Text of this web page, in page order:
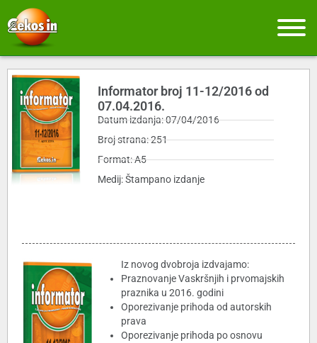
Informator broj 11-12/2016 od
07.04.2016.
Datum izdanja: 07/04/2016
Broj strana: 251
Format: A5
Medij: Štampano izdanje
Iz novog dvobroja izdvajamo:
Praznovanje Vaskršnjih i prvomajskih
praznika u 2016. godini
Oporezivanje prihoda od autorskih
prava
Oporezivanje prihoda po osnovu